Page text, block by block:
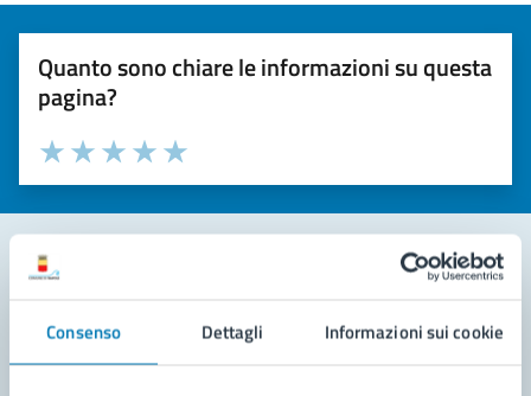
Consenso Dettagli Informazioni sui cookie
Quanto sono chiare le informazioni su questa
pagina?
Valuta la chiarezza delle informazioni (da 1 a 5 stelle)
Seleziona il numero di stelle per valutare la chiarezza delle
Valuta 5 stelle su 5
Valuta 4 stelle su 5
Valuta 3 stelle su 5
Valuta 2 stelle su 5
Valuta 1 stelle su 5
Leggi le domande frequenti